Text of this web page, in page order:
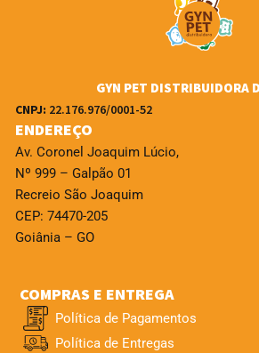
GYN PET DISTRIBUIDORA
CNPJ: 22.176.976/0001-52
ENDEREÇO
Av. Coronel Joaquim Lúcio,
Nº 999 – Galpão 01
Recreio São Joaquim
CEP: 74470-205
Goiânia – GO
COMPRAS E ENTREGA
Política de Pagamentos
Política de Entregas